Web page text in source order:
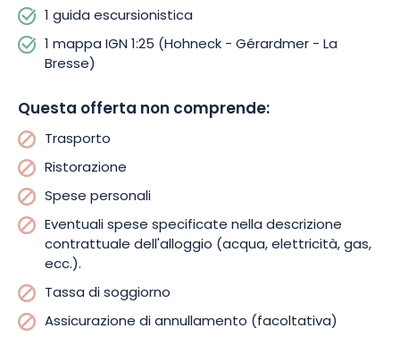
1 guida escursionistica
1 mappa IGN 1:25 (Hohneck - Gérardmer - La
Bresse)
Questa offerta non comprende:
Trasporto
Ristorazione
Spese personali
Eventuali spese specificate nella descrizione
contrattuale dell'alloggio (acqua, elettricità, gas,
ecc.).
Tassa di soggiorno
Assicurazione di annullamento (facoltativa)